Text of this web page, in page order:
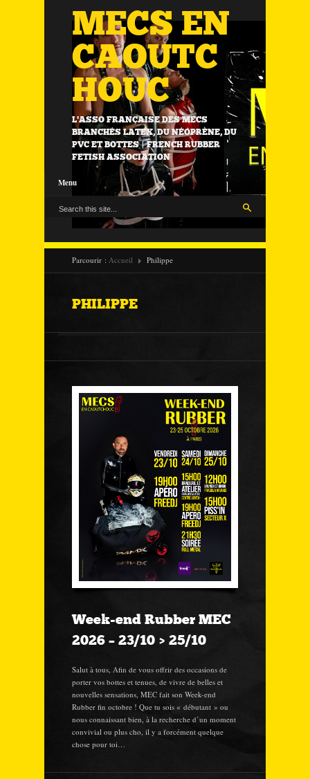
MECS EN
CAOUTC
HOUC
L'ASSO FRANÇAISE DES MECS
BRANCHÉS LATEX, DU NÉOPRÈNE, DU
PVC ET BOTTES | FRENCH RUBBER
FETISH ASSOCIATION
Menu
Parcourir : Accueil Philippe
PHILIPPE
Week-end Rubber MEC
2026 – 23/10 > 25/10
Salut à tous, Afin de vous offrir des occasions de
porter vos bottes et tenues, de vivre de belles et
nouvelles sensations, MEC fait son Week-end
Rubber fin octobre ! Que tu sois « débutant » ou
nous connaissant bien, à la recherche d’un moment
convivial ou plus cho, il y a forcément quelque
chose pour toi…